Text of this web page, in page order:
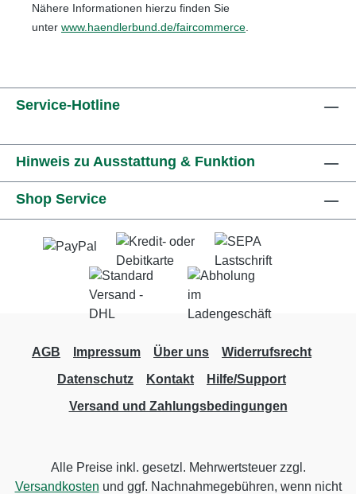
Nähere Informationen hierzu finden Sie
unter www.haendlerbund.de/faircommerce
Service-Hotline
Hinweis zu Ausstattung & Funktion
Shop Service
AGB Impressum Über uns
Widerrufsrecht
Datenschutz
Kontakt
Hilfe/Support
Versand und Zahlungsbedingungen
Alle Preise inkl. gesetzl. Mehrwertsteuer zzgl.
Versandkosten und ggf. Nachnahmegebühren, wenn nicht